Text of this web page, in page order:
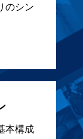
のシン
本構成